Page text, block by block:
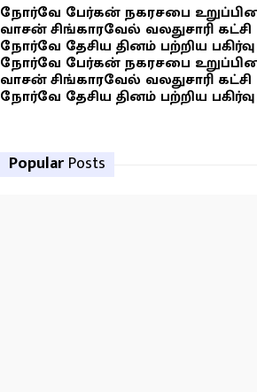
நோர்வே பேர்கன் நகரசபை
வாசன் சிங்காரவேல் வலதுசாரி கட்சி
நோர்வே தேசிய தினம் பற்றிய பகிர்வு
நோர்வே பேர்கன் நகரசபை
வாசன் சிங்காரவேல் வலதுசாரி கட்சி
நோர்வே தேசிய தினம் பற்றிய பகிர்வு
Popular Posts